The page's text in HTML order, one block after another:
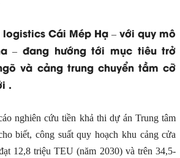
Cái Mép Hạ – với quy mô
– đang hướng tới mục tiêu trở
và cảng trung chuyển tầm cỡ
.
nghiên cứu tiền khả thi dự án Trung tâm
biết, công suất quy hoạch khu cảng cửa
12,8 triệu TEU (năm 2030) và trên 34,5-